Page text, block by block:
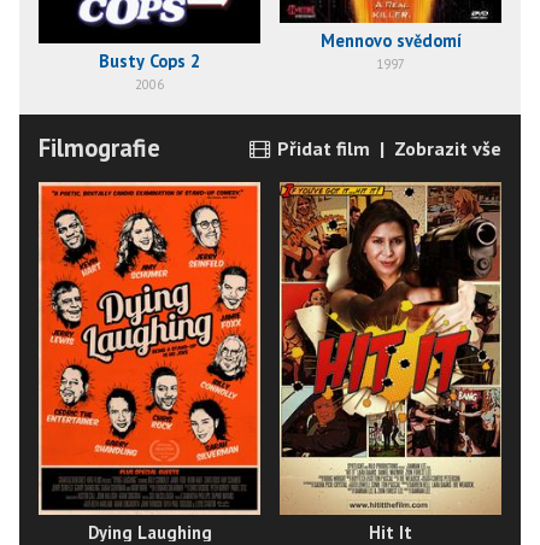
Busty Cops 2
2006
Mennovo svědomí
1997
Filmografie Přidat film | Zobrazit vše
Dying Laughing Hit It